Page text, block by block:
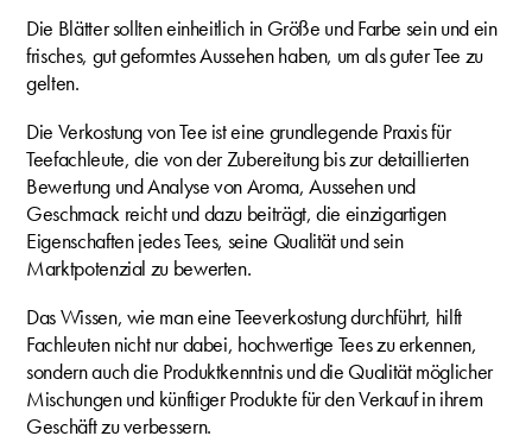
Die Blätter sollten einheitlich in Größe und Farbe sein und ein
frisches, gut geformtes Aussehen haben, um als guter Tee zu
gelten.
Die Verkostung von Tee ist eine grundlegende Praxis für
Teefachleute, die von der Zubereitung bis zur detaillierten
Bewertung und Analyse von Aroma, Aussehen und
Geschmack reicht und dazu beiträgt, die einzigartigen
Eigenschaften jedes Tees, seine Qualität und sein
Marktpotenzial zu bewerten.
Das Wissen, wie man eine Teeverkostung durchführt, hilft
Fachleuten nicht nur dabei, hochwertige Tees zu erkennen,
sondern auch die Produktkenntnis und die Qualität möglicher
Mischungen und künftiger Produkte für den Verkauf in ihrem
Geschäft zu verbessern.